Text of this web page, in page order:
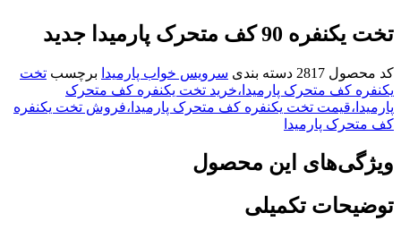
تخت یکنفره 90 کف متحرک پارمیدا جدید
کد محصول 2817 دسته بندی سرویس خواب پارمیدا برچسب تخت
یکنفره کف متحرک پارمیدا،خرید تخت یکنفره کف متحرک
پارمیدا،قیمت تخت یکنفره کف متحرک پارمیدا،فروش تخت یکنفره
کف متحرک پارمیدا
ویژگی‌های این محصول
توضیحات تکمیلی